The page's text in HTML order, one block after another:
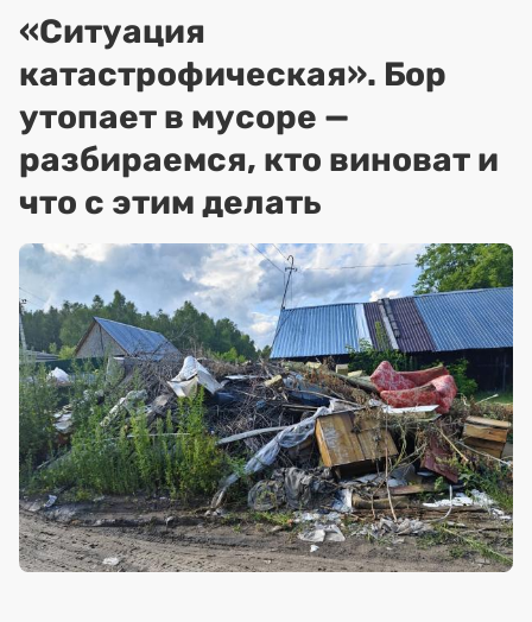
«Ситуация
катастрофическая». Бор
утопает в мусоре —
разбираемся, кто виноват и
что с этим делать